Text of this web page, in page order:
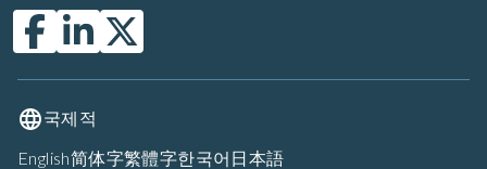
국제적
English简体字繁體字한국어 日本語